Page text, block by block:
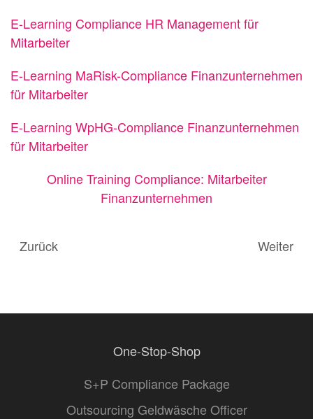
E-Learning Compliance HR Management für
Mitarbeiter
E-Learning MaRisk-Compliance Finanzunternehmen
für Mitarbeiter
E-Learning WpHG-Compliance Finanzunternehmen
für Mitarbeiter
Online Training Compliance: Mitarbeiter
Finanzunternehmen
Zurück Weiter
One-Stop-Shop
S+P Compliance Package
Outsourcing Geldwäsche Officer